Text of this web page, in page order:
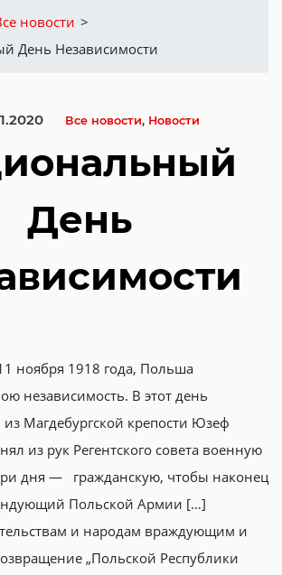
новости >
День Независимости
Все новости, Новости
День
ноября 1918 года, Польша
независимость. В этот день
Магдебургской крепости Юзеф
из рук Регентского совета военную
дня — гражданскую, чтобы наконец
Польской Армии […]
и народам враждующим и
„Польской Республики